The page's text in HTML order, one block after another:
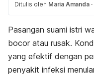
Ditulis oleh Maria Amanda ·
Pasangan suami istri
bocor atau rusak.
yang efektif dengan
penyakit infeksi